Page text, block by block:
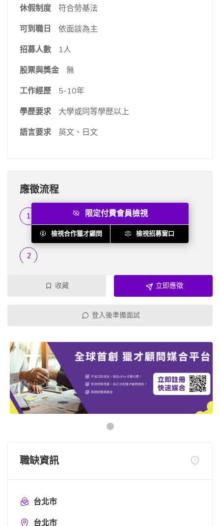
休假制度
符合勞基法
可到職日
依面談為主
招募人數
1人
股票與獎金
無
工作經歷
5-10年
學歷要求
大學或同等學歷以上
語言要求
英文、日文
應徵流程
履歷篩選
...
限定付費會員檢視
檢視合作獵才顧問 檢視招募窗口
收藏 立即應徵
登入後準備面試
職缺資訊
台北市
台北市